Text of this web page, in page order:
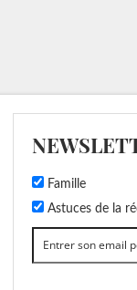
Famille
Astuces de la